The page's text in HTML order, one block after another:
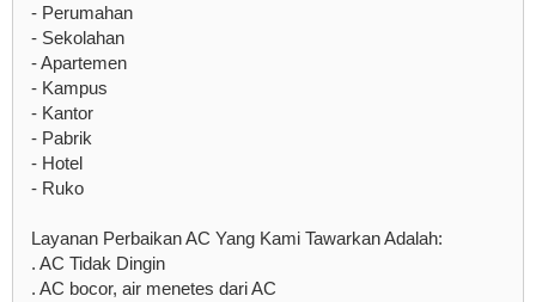
- Perumahan
- Sekolahan
- Apartemen
- Kampus
- Kantor
- Pabrik
- Hotel
- Ruko
Layanan Perbaikan AC Yang Kami Tawarkan Adalah:
. AC Tidak Dingin
. AC bocor, air menetes dari AC